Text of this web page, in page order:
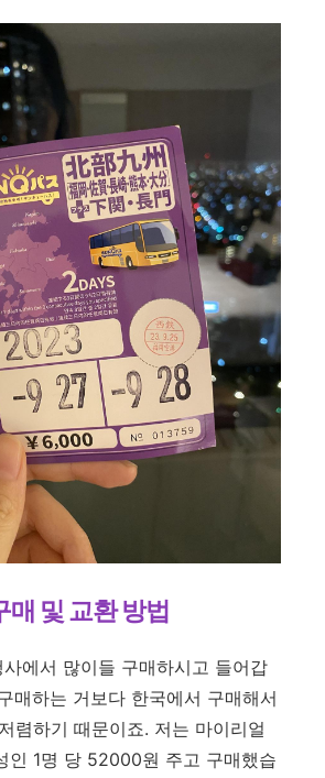
매 및 교환 방법
에서 많이들 구매하시고 들어갑
매하는 거보다 한국에서 구매해서
렴하기 때문이죠. 저는 마이리얼
인 1명 당 52000원 주고 구매했습